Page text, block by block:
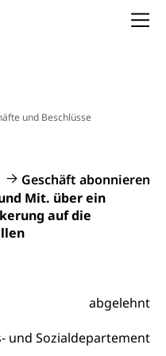
und Beschlüsse
Geschäft abonnieren
Mit. über ein
auf die
abgelehnt
und Sozialdepartement
Projekte
und
Luzern unilu
Höhere
Lehre,
Unterstützung,
Lehrvertrag,